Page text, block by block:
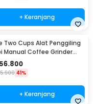
+ Keranjang
Two Cups Alat Penggiling
Manual Coffee Grinder
- CF012
56.800
41%
+ Keranjang